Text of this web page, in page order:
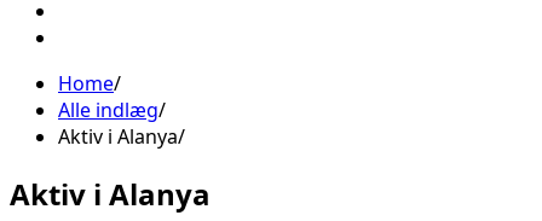
Home
Alle indlæg
Aktiv i Alanya
Aktiv i Alanya